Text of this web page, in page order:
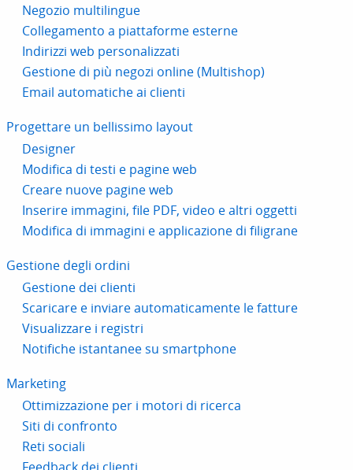
Negozio multilingue
Collegamento a piattaforme esterne
Indirizzi web personalizzati
Gestione di più negozi online (Multishop)
Email automatiche ai clienti
Progettare un bellissimo layout
Designer
Modifica di testi e pagine web
Creare nuove pagine web
Inserire immagini, file PDF, video e altri oggetti
Modifica di immagini e applicazione di filigrane
Gestione degli ordini
Gestione dei clienti
Scaricare e inviare automaticamente le fatture
Visualizzare i registri
Notifiche istantanee su smartphone
Marketing
Ottimizzazione per i motori di ricerca
Siti di confronto
Reti sociali